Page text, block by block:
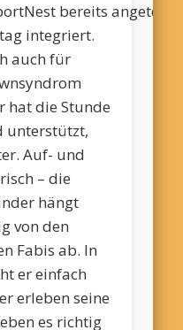
bereits
integriert.
auch für
hat die Stunde
unterstützt,
Auf- und
– die
hängt
von den
Fabis ab. In
er einfach
erleben seine
es richtig